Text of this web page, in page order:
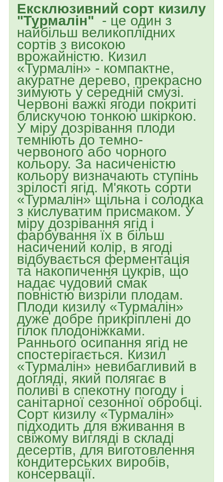
Ексклюзивний сорт кизилу
"Турмалін" - це один з
найбільш великоплідних
сортів з високою
врожайністю. Кизил
«Турмалін» - компактне,
акуратне дерево, прекрасно
зимують у середній смузі.
Червоні важкі ягоди покриті
блискучою тонкою шкіркою.
У міру дозрівання плоди
темніють до темно-
червоного або чорного
кольору. За насиченістю
кольору визначають ступінь
зрілості ягід. М'якоть сорти
«Турмалін» щільна і солодка
з кислуватим присмаком. У
міру дозрівання ягід і
фарбування їх в більш
насичений колір, в ягоді
відбувається ферментація
та накопичення цукрів, що
надає чудовий смак
повністю визріли плодам.
Плоди кизилу «Турмалін»
дуже добре прикріплені до
гілок плодоніжками.
Раннього осипання ягід не
спостерігається. Кизил
«Турмалін» невибагливий в
догляді, який полягає в
поливі в спекотну погоду і
санітарної сезонної обробці.
Сорт кизилу «Турмалін»
підходить для вживання в
свіжому вигляді в складі
десертів, для виготовлення
кондитерських виробів,
консервації.